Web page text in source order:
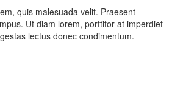
quis malesuada velit. Praesent
Ut diam lorem, porttitor at imperdiet
lectus donec condimentum.